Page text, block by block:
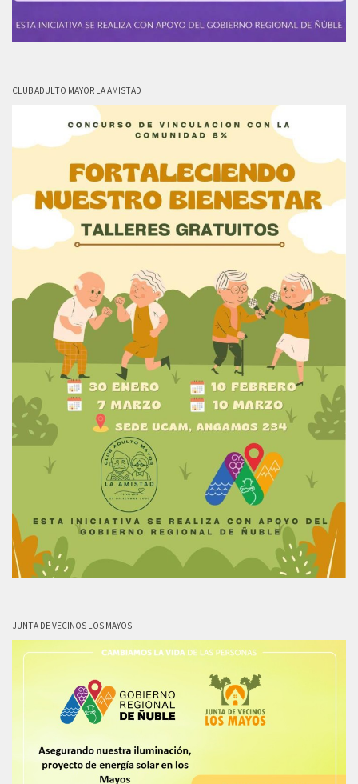
CLUB ADULTO MAYOR LA AMISTAD
JUNTA DE VECINOS LOS MAYOS